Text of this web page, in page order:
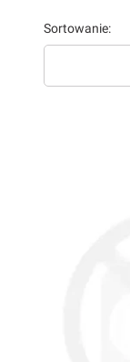
Sortowanie: